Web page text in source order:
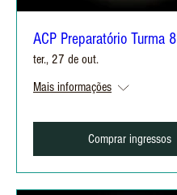
ACP Preparatório Turma 8
ter., 27 de out.
Mais informações
Comprar ingressos